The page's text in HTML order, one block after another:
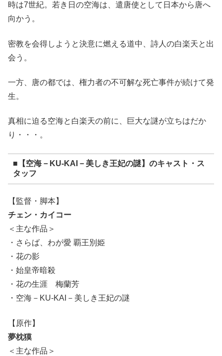
時は7世紀。若き日の空海は、遣唐使として日本から唐へ
向かう。
密教を会得しようと決意に燃える道中、詩人の白楽天と出
会う。
一方、唐の都では、権力者の不可解な死亡事件が続けて発
生。
真相に迫る空海と白楽天の前に、巨大な謎が立ちはだか
り・・・。
■【空海－KU-KAI－美しき王妃の謎】のキャスト・ス
タッフ
【監督・脚本】
チェン・カイコー
＜主な作品＞
・さらば、わが愛 覇王別姫
・花の影
・始皇帝暗殺
・花の生涯 梅蘭芳
・空海－KU-KAI－美しき王妃の謎
【原作】
夢枕獏
＜主な作品＞